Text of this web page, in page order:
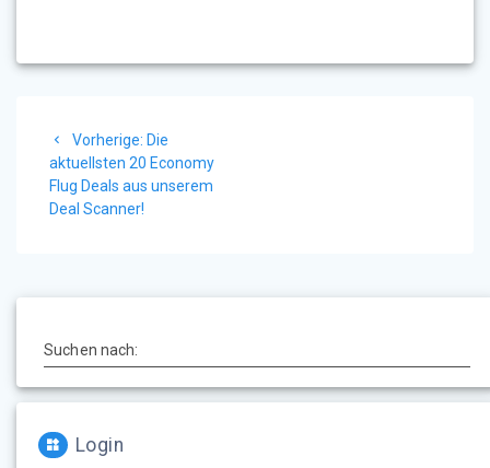
Vorherige: Vorheriger
Beitrag:
Die
aktuellsten 20 Economy
Flug Deals aus unserem
Deal Scanner!
Suchen nach:
Login